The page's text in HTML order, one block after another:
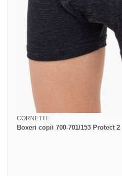
CORNETTE
Boxeri copii 700-701/153 Protect 2